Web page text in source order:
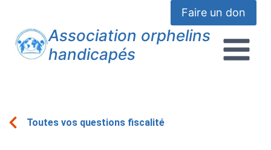
Faire un don
Association orphelins
handicapés
Toutes vos questions fiscalité